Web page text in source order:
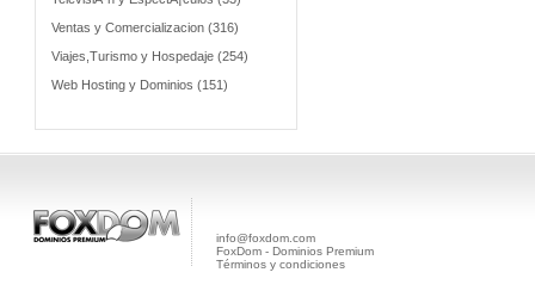
Ventas y Comercializacion (316)
Viajes,Turismo y Hospedaje (254)
Web Hosting y Dominios (151)
info@foxdom.com
FoxDom - Dominios Premium
Términos y condiciones